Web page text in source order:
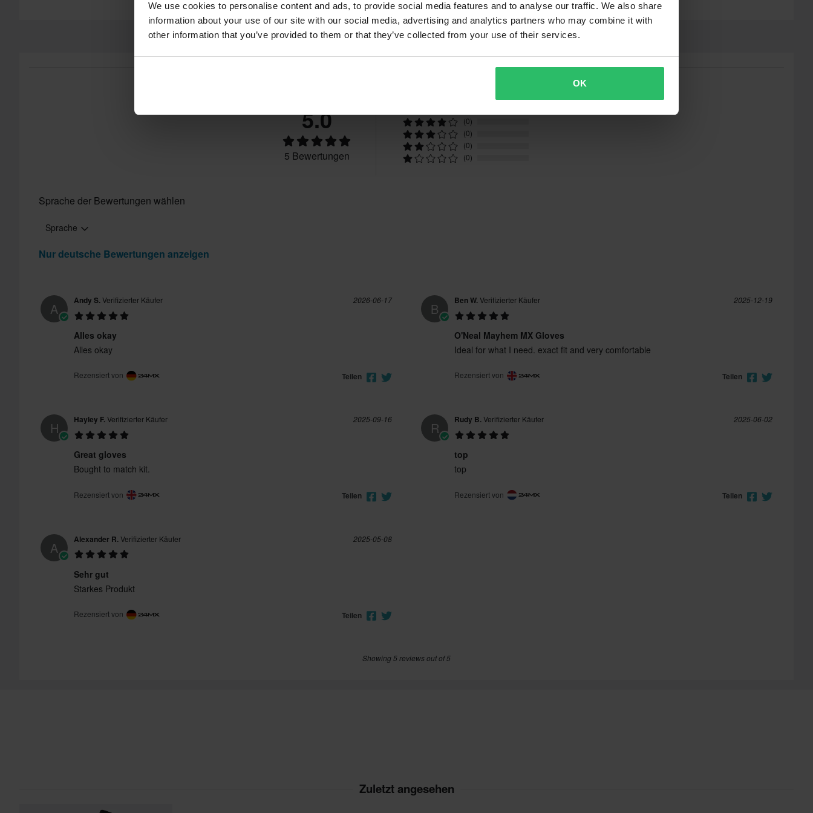
We use cookies to personalise content and ads, to provide social media features and to analyse our traffic. We also share
information about your use of our site with our social media, advertising and analytics partners who may combine it with
other information that you’ve provided to them or that they’ve collected from your use of their services.
OK
5.0
5 Bewertungen
(0)
(0)
(0)
(0)
Sprache der Bewertungen wählen
Sprache
Nur deutsche Bewertungen anzeigen
A Andy S.Verifizierter Käufer 2026-06-17
Alles okay
Alles okay
Rezensiert von Teilen
B Ben W.Verifizierter Käufer 2025-12-19
O'Neal Mayhem MX Gloves
Ideal for what I need. exact fit and very comfortable
Rezensiert von Teilen
H Hayley F.Verifizierter Käufer 2025-09-16
Great gloves
Bought to match kit.
Rezensiert von Teilen
R Rudy B.Verifizierter Käufer 2025-06-02
top
top
Rezensiert von Teilen
A Alexander R.Verifizierter Käufer 2025-05-08
Sehr gut
Starkes Produkt
Rezensiert von Teilen
Showing 5 reviews out of 5
Zuletzt angesehen